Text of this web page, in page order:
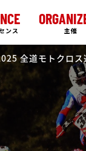
ンス 主催
全道モトクロス